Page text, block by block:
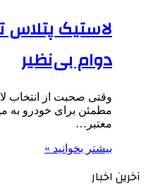
لاستیک پتلاس
دوام بی‌نظیر
وقتی صحبت از انتخاب
معتبر…
بیشتر بخوانید »
آخرین اخبار